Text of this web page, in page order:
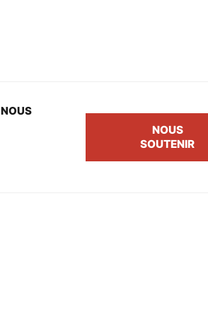
NOUS
NOUS
SOUTENIR